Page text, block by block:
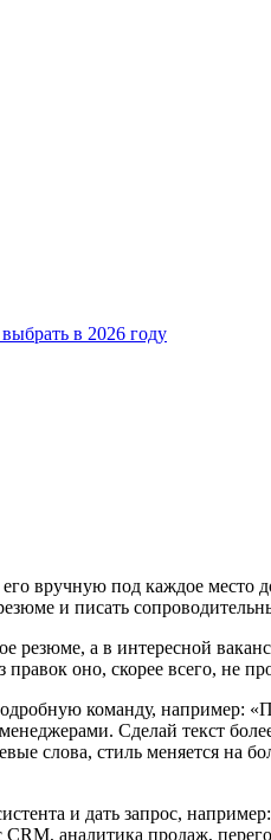
в 2026 году
вручную под каждое место
и писать
резюме, а в интересной
оно, скорее всего, не
команду, например:
Сделай текст
слова, стиль меняется на
и дать запрос,
аналитика продаж,